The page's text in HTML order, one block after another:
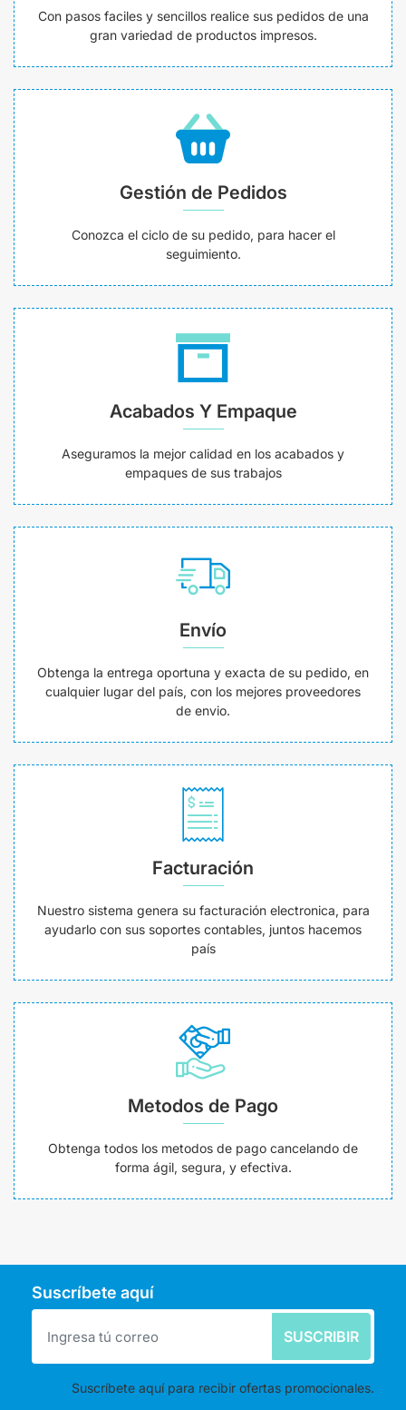
Con pasos faciles y sencillos realice sus pedidos de una
gran variedad de productos impresos.
Gestión de Pedidos
Conozca el ciclo de su pedido, para hacer el
seguimiento.
Acabados Y Empaque
Aseguramos la mejor calidad en los acabados y
empaques de sus trabajos
Envío
Obtenga la entrega oportuna y exacta de su pedido, en
cualquier lugar del país, con los mejores proveedores
de envio.
Facturación
Nuestro sistema genera su facturación electronica, para
ayudarlo con sus soportes contables, juntos hacemos
país
Metodos de Pago
Obtenga todos los metodos de pago cancelando de
forma ágil, segura, y efectiva.
Suscríbete aquí
SUSCRIBIR
Suscríbete aquí para recibir ofertas promocionales.